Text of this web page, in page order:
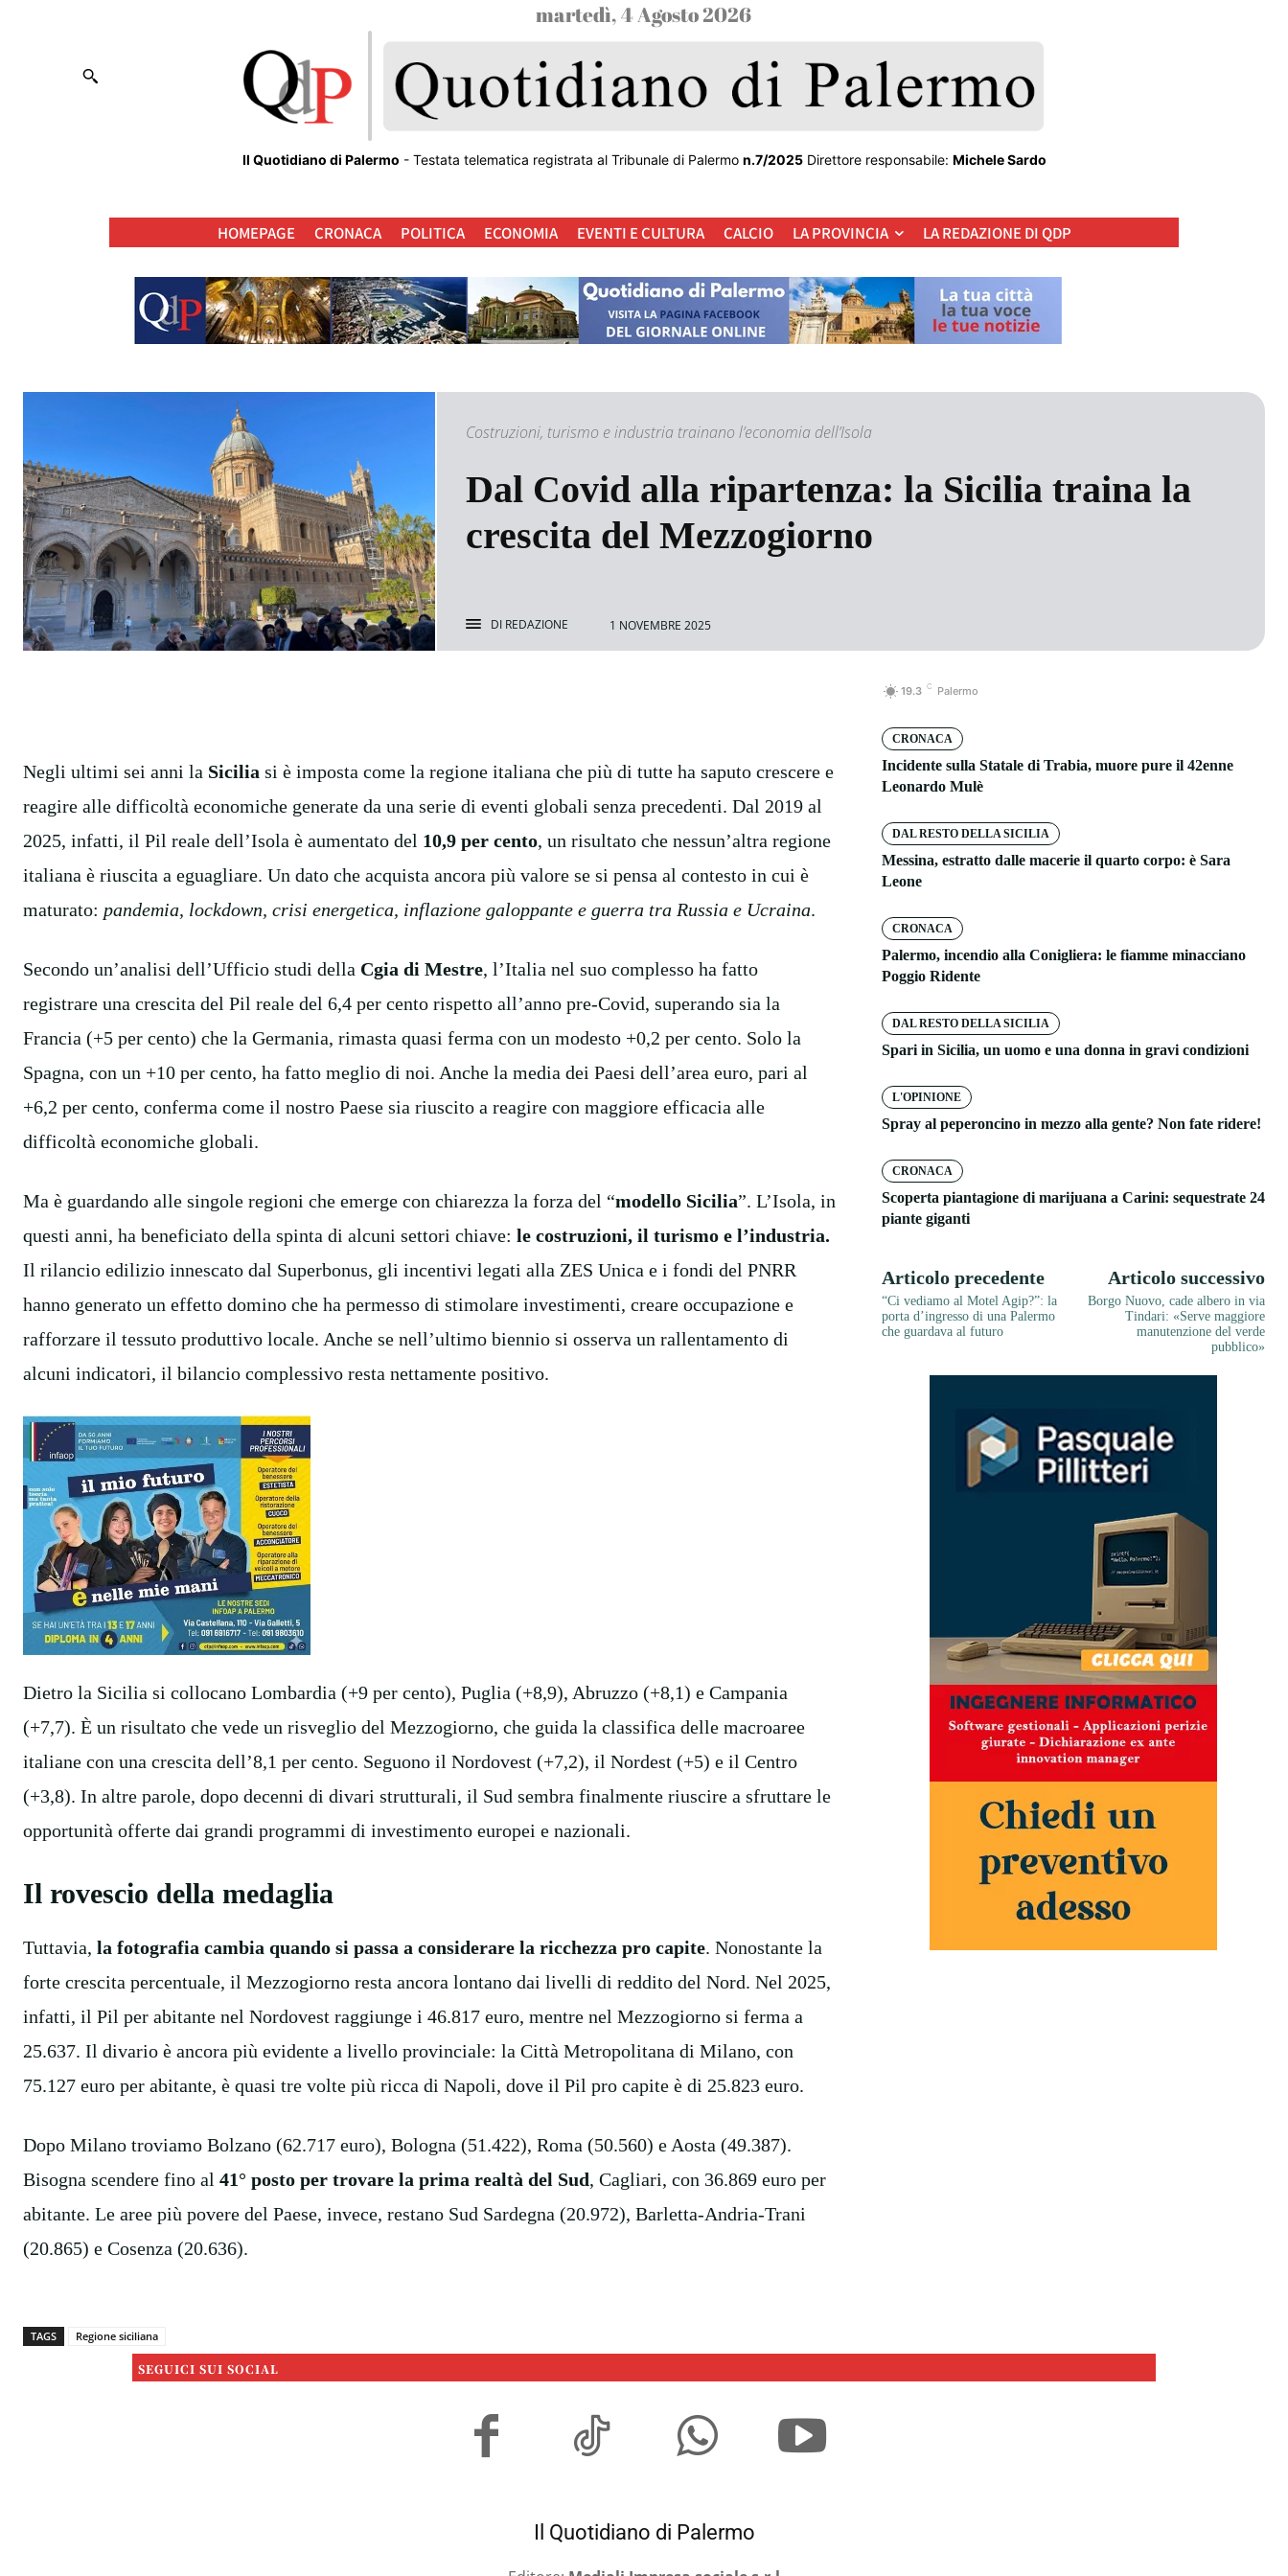
martedì, 4 Agosto 2026
Il Quotidiano di Palermo - Testata telematica registrata al Tribunale di Palermo n.7/2025Direttore responsabile: Michele Sardo
HOMEPAGE CRONACA POLITICA ECONOMIA EVENTI E CULTURA CALCIO LA PROVINCIA LA REDAZIONE DI QDP
Costruzioni, turismo e industria trainano l’economia dell’Isola
Dal Covid alla ripartenza: la Sicilia traina la
crescita del Mezzogiorno
DI REDAZIONE 1 NOVEMBRE 2025
Negli ultimi sei anni la Sicilia si è imposta come la regione italiana che più di tutte ha saputo crescere e
reagire alle difficoltà economiche generate da una serie di eventi globali senza precedenti. Dal 2019 al
2025, infatti, il Pil reale dell’Isola è aumentato del 10,9 per cento, un risultato che nessun’altra regione
italiana è riuscita a eguagliare. Un dato che acquista ancora più valore se si pensa al contesto in cui è
maturato: pandemia, lockdown, crisi energetica, inflazione galoppante e guerra tra Russia e Ucraina.
Secondo un’analisi dell’Ufficio studi della Cgia di Mestre, l’Italia nel suo complesso ha fatto
registrare una crescita del Pil reale del 6,4 per cento rispetto all’anno pre-Covid, superando sia la
Francia (+5 per cento) che la Germania, rimasta quasi ferma con un modesto +0,2 per cento. Solo la
Spagna, con un +10 per cento, ha fatto meglio di noi. Anche la media dei Paesi dell’area euro, pari al
+6,2 per cento, conferma come il nostro Paese sia riuscito a reagire con maggiore efficacia alle
difficoltà economiche globali.
Ma è guardando alle singole regioni che emerge con chiarezza la forza del “modello Sicilia”. L’Isola, in
questi anni, ha beneficiato della spinta di alcuni settori chiave: le costruzioni, il turismo e l’industria.
Il rilancio edilizio innescato dal Superbonus, gli incentivi legati alla ZES Unica e i fondi del PNRR
hanno generato un effetto domino che ha permesso di stimolare investimenti, creare occupazione e
rafforzare il tessuto produttivo locale. Anche se nell’ultimo biennio si osserva un rallentamento di
alcuni indicatori, il bilancio complessivo resta nettamente positivo.
Dietro la Sicilia si collocano Lombardia (+9 per cento), Puglia (+8,9), Abruzzo (+8,1) e Campania
(+7,7). È un risultato che vede un risveglio del Mezzogiorno, che guida la classifica delle macroaree
italiane con una crescita dell’8,1 per cento. Seguono il Nordovest (+7,2), il Nordest (+5) e il Centro
(+3,8). In altre parole, dopo decenni di divari strutturali, il Sud sembra finalmente riuscire a sfruttare le
opportunità offerte dai grandi programmi di investimento europei e nazionali.
Il rovescio della medaglia
Tuttavia, la fotografia cambia quando si passa a considerare la ricchezza pro capite. Nonostante la
forte crescita percentuale, il Mezzogiorno resta ancora lontano dai livelli di reddito del Nord. Nel 2025,
infatti, il Pil per abitante nel Nordovest raggiunge i 46.817 euro, mentre nel Mezzogiorno si ferma a
25.637. Il divario è ancora più evidente a livello provinciale: la Città Metropolitana di Milano, con
75.127 euro per abitante, è quasi tre volte più ricca di Napoli, dove il Pil pro capite è di 25.823 euro.
Dopo Milano troviamo Bolzano (62.717 euro), Bologna (51.422), Roma (50.560) e Aosta (49.387).
Bisogna scendere fino al 41° posto per trovare la prima realtà del Sud, Cagliari, con 36.869 euro per
abitante. Le aree più povere del Paese, invece, restano Sud Sardegna (20.972), Barletta-Andria-Trani
(20.865) e Cosenza (20.636).
TAGS Regione siciliana
19.3 C Palermo
CRONACA
Incidente sulla Statale di Trabia, muore pure il 42enne
Leonardo Mulè
DAL RESTO DELLA SICILIA
Messina, estratto dalle macerie il quarto corpo: è Sara
Leone
CRONACA
Palermo, incendio alla Conigliera: le fiamme minacciano
Poggio Ridente
DAL RESTO DELLA SICILIA
Spari in Sicilia, un uomo e una donna in gravi condizioni
L'OPINIONE
Spray al peperoncino in mezzo alla gente? Non fate ridere!
CRONACA
Scoperta piantagione di marijuana a Carini: sequestrate 24
piante giganti
Articolo precedente
“Ci vediamo al Motel Agip?”: la
porta d’ingresso di una Palermo
che guardava al futuro
Articolo successivo
Borgo Nuovo, cade albero in via
Tindari: «Serve maggiore
manutenzione del verde
pubblico»
SEGUICI SUI SOCIAL
Il Quotidiano di Palermo